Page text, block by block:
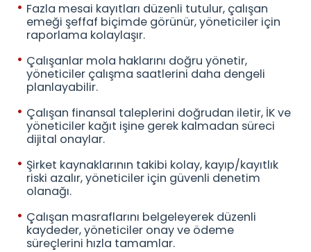
Fazla mesai kayıtları düzenli tutulur, çalışan
emeği şeffaf biçimde görünür, yöneticiler için
raporlama kolaylaşır.
Çalışanlar mola haklarını doğru yönetir,
yöneticiler çalışma saatlerini daha dengeli
planlayabilir.
Çalışan finansal taleplerini doğrudan iletir, İK ve
yöneticiler kağıt işine gerek kalmadan süreci
dijital onaylar.
Şirket kaynaklarının takibi kolay, kayıp/kayıtlık
riski azalır, yöneticiler için güvenli denetim
olanağı.
Çalışan masraflarını belgeleyerek düzenli
kaydeder, yöneticiler onay ve ödeme
süreçlerini hızla tamamlar.